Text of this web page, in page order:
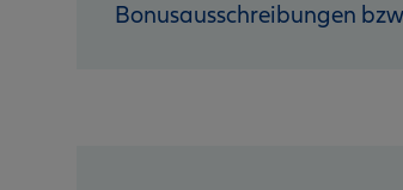
Bonusausschreibungen